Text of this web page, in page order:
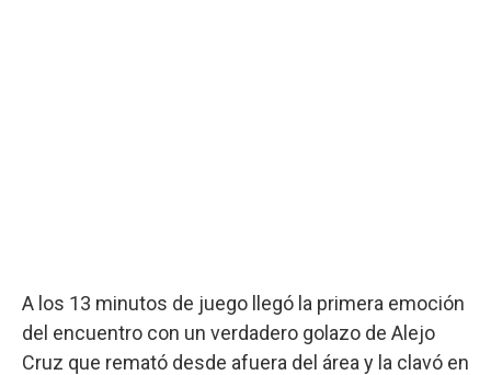
A los 13 minutos de juego llegó la primera emoción
del encuentro con un verdadero golazo de Alejo
Cruz que remató desde afuera del área y la clavó en